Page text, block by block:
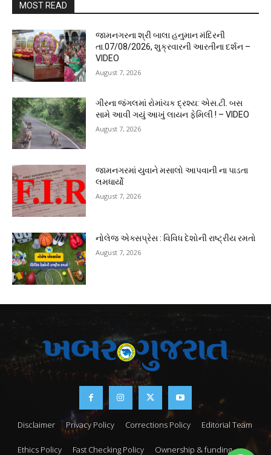
MOST READ
જામનગરના શ્રી બાલા હનુમાન મંદિરની
તા.07/08/2026, શુક્રવારની આરતીના દર્શન –
VIDEO
August 7, 2026
ગીરના જંગલમાં રોમાંચક દ્રશ્ય: એસ.ટી. બસ
સામે આવી ગયું આખું લાયન ફેમિલી ! – VIDEO
August 7, 2026
જામનગરમાં યુવાને મસાલો આપવાની ના પાડતા
લમધાર્યો
August 7, 2026
નોલેજ એક્સપ્રેસ : વિવિધ દેશોની રાષ્ટ્રીય રમતો
August 7, 2026
Disclaimer Privacy Policy Corrections Policy Editorial Team
Ethics Policy Fast Checking Policy Ownership & funding